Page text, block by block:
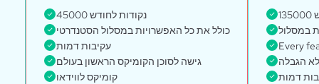
45000 נקודות לחודש
כולל את כל האפשרויות במסלול הסטנדרטי
עקיבות דמות
גישה לסוכן הקומיקס הראשון בעולם
קומיקס לווידאו
Every
הגבלה
דמות